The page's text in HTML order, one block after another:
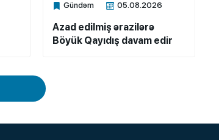
Gündəm 05.08.2026
Xalq.Online
Azad edilmiş ərazilərə
Böyük Qayıdış davam edir